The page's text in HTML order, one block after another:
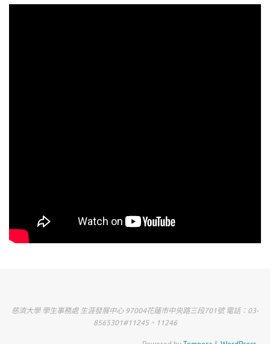
慈濟大學 學生事務處 生涯發展中心 97004花蓮市中央路三段701號 電話：03-
8565301#11245、11246